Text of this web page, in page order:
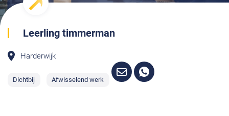
Leerling timmerman
Harderwijk
Dichtbij Afwisselend werk